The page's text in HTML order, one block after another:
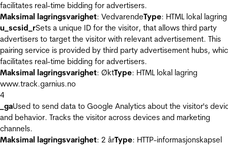
facilitates real-time bidding for advertisers.
Maksimal lagringsvarighet: VedvarendeType: HTML lokal lagring
u_scsid_rSets a unique ID for the visitor, that allows third party
advertisers to target the visitor with relevant advertisement. This
pairing service is provided by third party advertisement hubs,
facilitates real-time bidding for advertisers.
Maksimal lagringsvarighet: ØktType: HTML lokal lagring
www.track.garnius.no
4
_gaUsed to send data to Google Analytics about the visitor's
and behavior. Tracks the visitor across devices and marketing
channels.
Maksimal lagringsvarighet: 2 årType: HTTP-informasjonskapsel